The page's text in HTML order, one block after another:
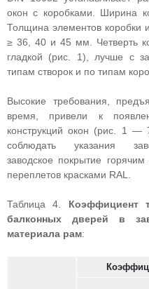
окон с коробками. Ширина
Толщина элементов коробки
≥ 36, 40 и 45 мм. Четверть
гладкой (рис. 1), лучше с
типам створок и по типам
Высокие требования,
время, привели к
конструкций окон (рис. 1 —
соблюдать указания
заводское покрытие
переплетов красками RAL.
Таблица 4. Коэффициент
балконных дверей в
материала рам: